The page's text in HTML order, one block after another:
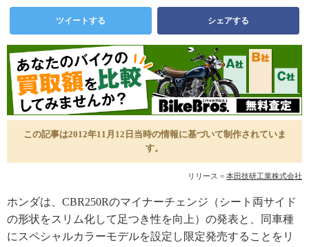
ツイートする シェアする
この記事は2012年11月12日当時の情報に基づいて制作されていま
す。
リリース = 本田技研工業株式会社
ホンダは、CBR250Rのマイナーチェンジ（シート両サイド
の形状をスリム化して足つき性を向上）の発表と、同車種
にスペシャルカラーモデルを設定し限定発売することをリ